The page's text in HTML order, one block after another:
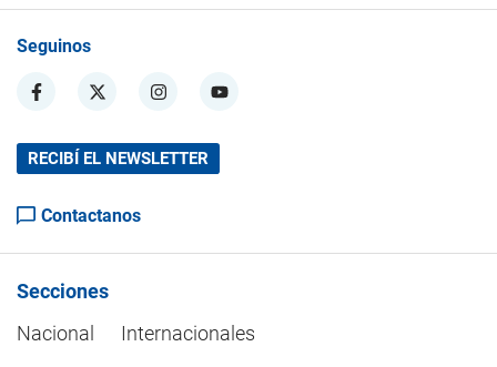
Seguinos
RECIBÍ EL NEWSLETTER
Contactanos
Secciones
Nacional
Internacionales